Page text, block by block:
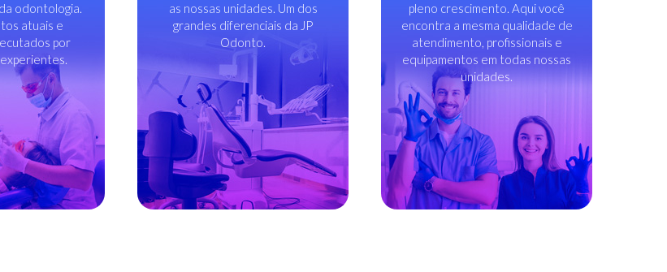
odontologia.
atuais e
por
as nossas unidades. Um dos
grandes diferenciais da JP
Odonto.
pleno crescimento. Aqui você
encontra a mesma qualidade de
atendimento, profissionais e
equipamentos em todas nossas
unidades.